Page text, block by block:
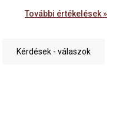
További értékelések »
Kérdések - válaszok